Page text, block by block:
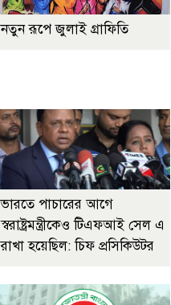
নতুন রূপে জুলাই গ্রাফিতি
ভারতে পাচারের আগে
স্বরাষ্ট্রমন্ত্রীকেও টিএফআই সেল এ
রাখা হয়েছিল: চিফ প্রসিকিউটর